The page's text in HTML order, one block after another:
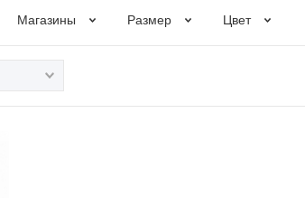
Магазины Размер Цвет